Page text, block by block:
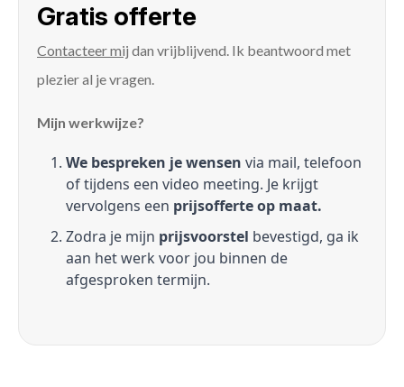
Gratis offerte
Contacteer mij dan vrijblijvend. Ik beantwoord met
plezier al je vragen.
Mijn werkwijze?
We bespreken je wensen via mail, telefoon
of tijdens een video meeting. Je krijgt
vervolgens een prijsofferte op maat.
Zodra je mijn prijsvoorstel bevestigd, ga ik
aan het werk voor jou binnen de
afgesproken termijn.